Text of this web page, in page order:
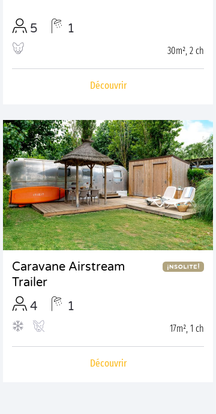
5 1
30m², 2 ch
Découvrir
Caravane Airstream
Trailer
4
1
17m², 1 ch
Découvrir